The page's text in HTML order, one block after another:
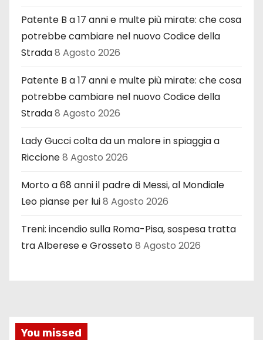
Patente B a 17 anni e multe più mirate: che cosa
potrebbe cambiare nel nuovo Codice della
Strada8 Agosto 2026
Patente B a 17 anni e multe più mirate: che cosa
potrebbe cambiare nel nuovo Codice della
Strada8 Agosto 2026
Lady Gucci colta da un malore in spiaggia a
Riccione8 Agosto 2026
Morto a 68 anni il padre di Messi, al Mondiale
Leo pianse per lui8 Agosto 2026
Treni: incendio sulla Roma-Pisa, sospesa tratta
tra Alberese e Grosseto8 Agosto 2026
You missed